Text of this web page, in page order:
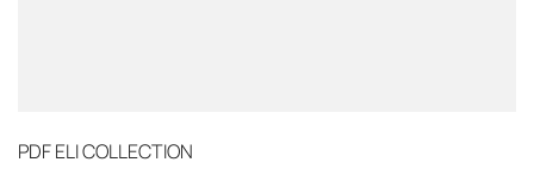
PDFELI COLLECTION